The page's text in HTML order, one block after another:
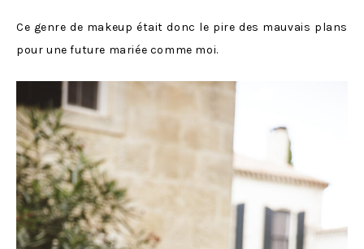
Ce genre de makeup était donc le pire des mauvais plans
pour une future mariée comme moi.